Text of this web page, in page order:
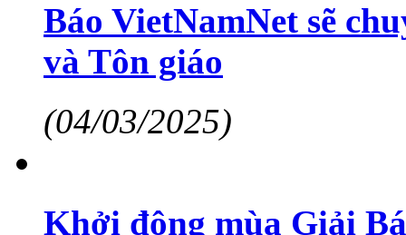
Báo VietNamNet sẽ
và Tôn giáo
(04/03/2025)
Khởi động mùa Giải